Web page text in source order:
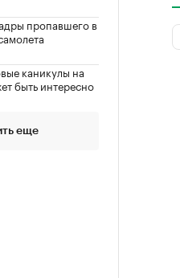
пропавшего в
каникулы на
быть интересно
еще